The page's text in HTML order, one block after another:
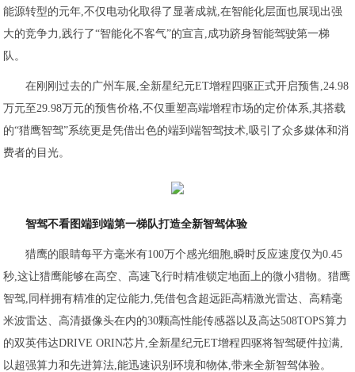
能源转型的元年,不仅电动化取得了显著成就,在智能化层面也展现出强
大的竞争力,践行了“智能化不客气”的宣言,成功跻身智能驾驶第一梯
队。
在刚刚过去的广州车展,全新星纪元ET增程四驱正式开启预售,24.98
万元至29.98万元的预售价格,不仅重塑高端增程市场的定价体系,其搭载
的“猎鹰智驾”系统更是凭借出色的端到端智驾技术,吸引了众多媒体和消
费者的目光。
智驾不看图端到端第一梯队打造全新智驾体验
猎鹰的眼睛每平方毫米有100万个感光细胞,瞬时反应速度仅为0.45
秒,这让猎鹰能够在高空、高速飞行时精准锁定地面上的微小猎物。猎鹰
智驾,同样拥有精准的定位能力,凭借包含超远距高精激光雷达、高精毫
米波雷达、高清摄像头在内的30颗高性能传感器以及高达508TOPS算力
的双英伟达DRIVE ORIN芯片,全新星纪元ET增程四驱将智驾硬件拉满,
以超强算力和先进算法,能迅速识别环境和物体,带来全新智驾体验。